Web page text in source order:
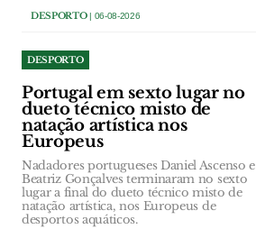
DESPORTO| 06-08-2026
DESPORTO
Portugal em sexto lugar no
dueto técnico misto de
natação artística nos
Europeus
Nadadores portugueses Daniel Ascenso e
Beatriz Gonçalves terminaram no sexto
lugar a final do dueto técnico misto de
natação artística, nos Europeus de
desportos aquáticos.